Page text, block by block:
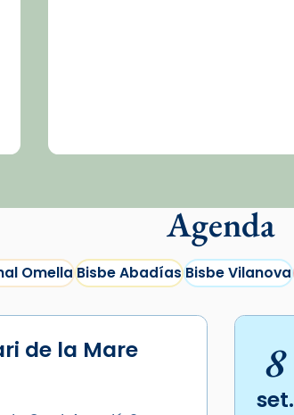
Agenda
OmellaBisbe AbadíasBisbe Vilanova
de la Mare
8
set.